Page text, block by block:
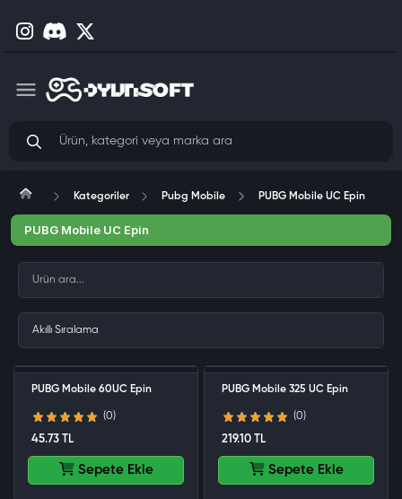
Kategoriler Pubg Mobile PUBG Mobile UC Epin
PUBG Mobile UC Epin
PUBG Mobile 60UC Epin
(0)
45.73 TL
Sepete Ekle
PUBG Mobile 325 UC Epin
(0)
219.10 TL
Sepete Ekle